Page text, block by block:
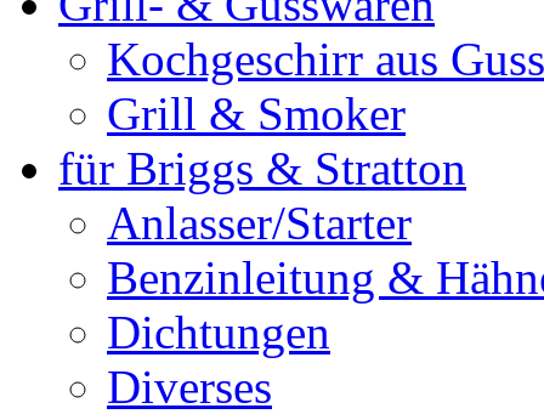
Kochgeschirr aus
Grill & Smoker
für Briggs & Stratton
Anlasser/Starter
Benzinleitung &
Dichtungen
Diverses